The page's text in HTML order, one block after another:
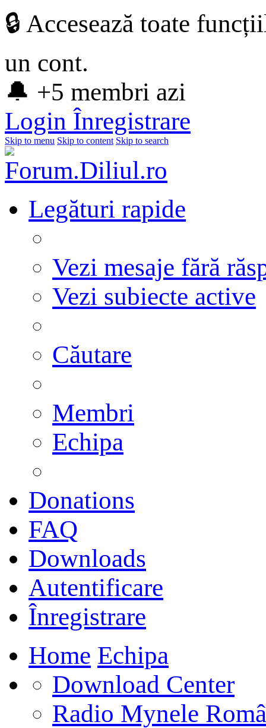
🔒 Accesează toate
un cont.
🔔 +5 membri azi
Login Înregistrare
Skip to menu Skip to content Skip to search
Legături rapide
Vezi mesaje fără
Vezi subiecte active
Căutare
Membri
Echipa
Donations
FAQ
Downloads
Autentificare
Înregistrare
Home Echipa
Download Center
Radio Mynele